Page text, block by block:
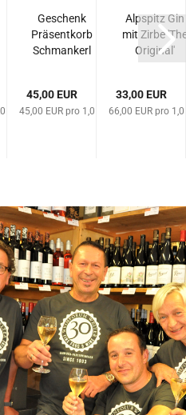
Liter
Geschenk
Präsentkorb
Schmankerl
45,00 EUR
45,00 EUR pro 1,0 Liter
Alpspitz Gin
mit Zirbe
Original'
33,00 EUR
66,00 EUR pro